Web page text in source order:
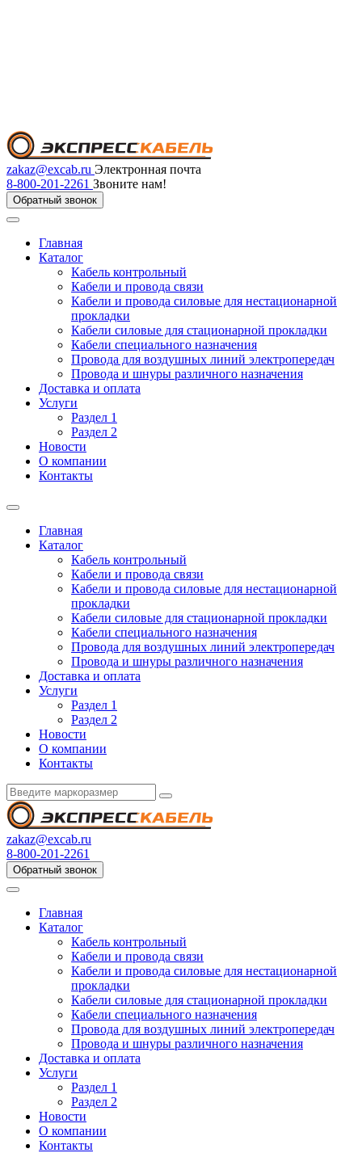
zakaz@excab.ru Электронная почта
8-800-201-2261 Звоните нам!
Обратный звонок
Главная
Каталог
Кабель контрольный
Кабели и провода связи
Кабели и провода силовые для нестационарной
прокладки
Кабели силовые для стационарной прокладки
Кабели специального назначения
Провода для воздушных линий электропередач
Провода и шнуры различного назначения
Доставка и оплата
Услуги
Раздел 1
Раздел 2
Новости
О компании
Контакты
Главная
Каталог
Кабель контрольный
Кабели и провода связи
Кабели и провода силовые для нестационарной
прокладки
Кабели силовые для стационарной прокладки
Кабели специального назначения
Провода для воздушных линий электропередач
Провода и шнуры различного назначения
Доставка и оплата
Услуги
Раздел 1
Раздел 2
Новости
О компании
Контакты
zakaz@excab.ru
8-800-201-2261
Обратный звонок
Главная
Каталог
Кабель контрольный
Кабели и провода связи
Кабели и провода силовые для нестационарной
прокладки
Кабели силовые для стационарной прокладки
Кабели специального назначения
Провода для воздушных линий электропередач
Провода и шнуры различного назначения
Доставка и оплата
Услуги
Раздел 1
Раздел 2
Новости
О компании
Контакты